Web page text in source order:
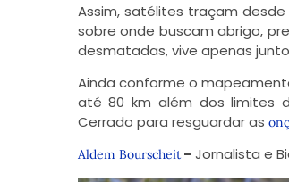
Assim, satélites traçam
sobre onde buscam abrigo,
desmatadas, vive apenas
Ainda conforme o
até 80 km além dos limites
Cerrado para resguardar as
Aldem Bourscheit–Jornalista e